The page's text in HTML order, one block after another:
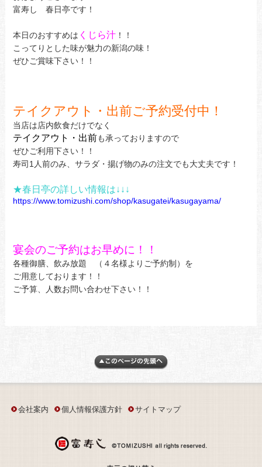
富寿し 春日亭です！
本日のおすすめは くじら汁！！
こってりとした味が魅力の新潟の味！
ぜひご賞味下さい！！
テイクアウト・出前ご予約受付中！
当店は店内飲食だけでなく
テイクアウト・出前も承っておりますので
ぜひご利用下さい！！
寿司1人前のみ、サラダ・揚げ物のみの注文でも大丈夫です！
★春日亭の詳しい情報は↓↓↓
https://www.tomizushi.com/shop/kasugatei/kasugayama/
宴会のご予約はお早めに！！
各種御膳、飲み放題 （４名様よりご予約制）を
ご用意しております！！
ご予算、人数お問い合わせ下さい！！
会社案内 個人情報保護方針 サイトマップ